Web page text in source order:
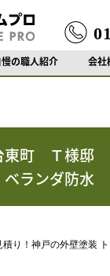
慢の職人紹介 会社
東町 Ｔ様邸
ランダ防水
り！神戸の外壁塗装